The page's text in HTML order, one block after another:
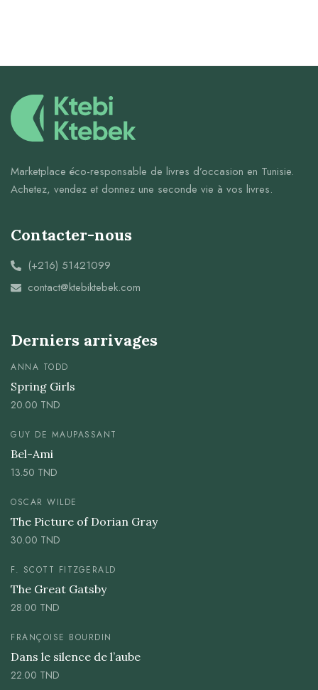
Marketplace éco-responsable de livres d’occasion en Tunisie.
Achetez, vendez et donnez une seconde vie à vos livres.
Contacter-nous
(+216) 51421099
contact@ktebiktebek.com
Derniers arrivages
ANNA TODD
Spring Girls
20.00 TND
GUY DE MAUPASSANT
Bel-Ami
13.50 TND
OSCAR WILDE
The Picture of Dorian Gray
30.00 TND
F. SCOTT FITZGERALD
The Great Gatsby
28.00 TND
FRANÇOISE BOURDIN
Dans le silence de l’aube
22.00 TND